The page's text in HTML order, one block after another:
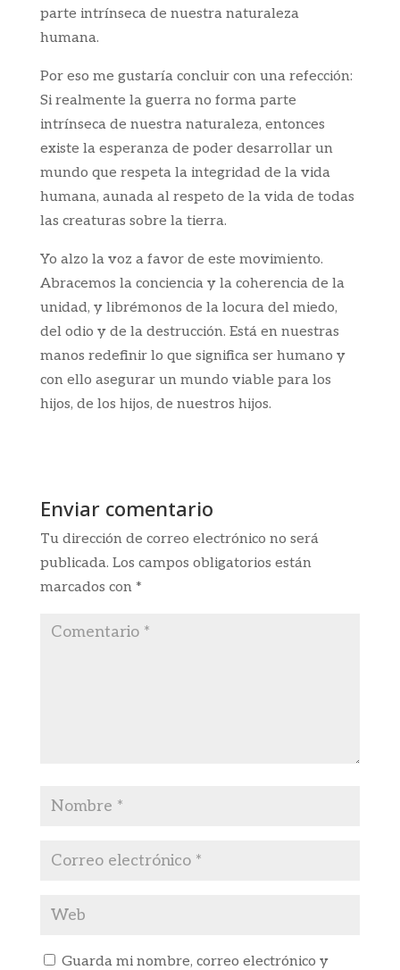
parte intrínseca de nuestra naturaleza
humana.
Por eso me gustaría concluir con una refección:
Si realmente la guerra no forma parte
intrínseca de nuestra naturaleza, entonces
existe la esperanza de poder desarrollar un
mundo que respeta la integridad de la vida
humana, aunada al respeto de la vida de todas
las creaturas sobre la tierra.
Yo alzo la voz a favor de este movimiento.
Abracemos la conciencia y la coherencia de la
unidad, y librémonos de la locura del miedo,
del odio y de la destrucción. Está en nuestras
manos redefinir lo que significa ser humano y
con ello asegurar un mundo viable para los
hijos, de los hijos, de nuestros hijos.
Enviar comentario
Tu dirección de correo electrónico no será
publicada. Los campos obligatorios están
marcados con *
Guarda mi nombre, correo electrónico y